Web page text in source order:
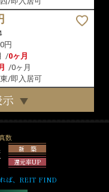
円
/0ヶ月
/0ヶ月
/即入居可
数
新 築
還元率UP
ば、REIT FIND